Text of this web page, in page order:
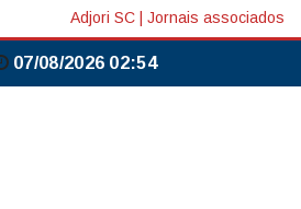
Adjori SC Jornais associados
07/08/2026 02:54